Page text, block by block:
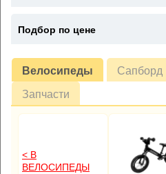
Велосипеды Сапборд
Запчасти
< В
ВЕЛОСИПЕДЫ
Подбор по цене